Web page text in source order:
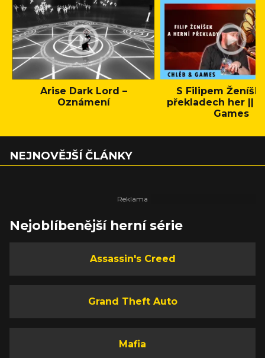
Arise Dark Lord –
Oznámení
S Filipem
překladech her ||
Games
NEJNOVĚJŠÍ ČLÁNKY
Nejoblíbenější herní série
Assassin's Creed
Grand Theft Auto
Mafia